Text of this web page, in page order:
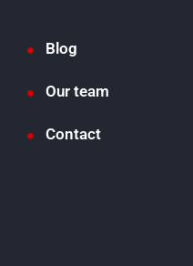
Blog
Our team
Contact